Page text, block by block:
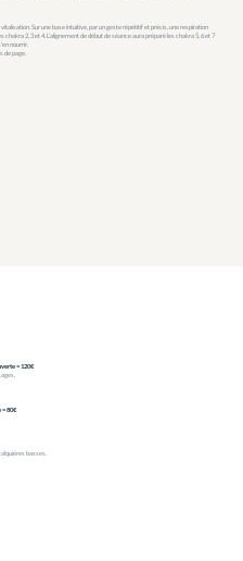
Sur une base intuitive, par un geste répétitif et précis, une respiration
2, 3 et 4. L'alignement de début de séance aura préparé les chakra 5, 6 et 7
nourrir.
de page.
= 120€
= 80€
basses.